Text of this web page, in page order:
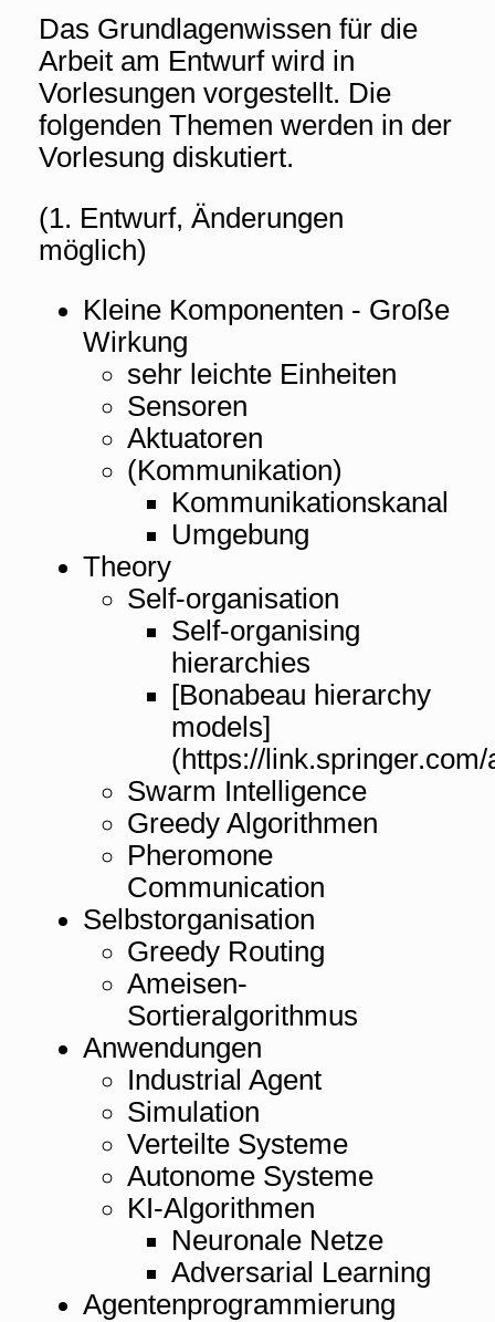
Das Grundlagenwissen für die
Arbeit am Entwurf wird in
Vorlesungen vorgestellt. Die
folgenden Themen werden in der
Vorlesung diskutiert.
(1. Entwurf, Änderungen
möglich)
Kleine Komponenten - Große
Wirkung
sehr leichte Einheiten
Sensoren
Aktuatoren
(Kommunikation)
Kommunikationskanal
Umgebung
Theory
Self-organisation
Self-organising
hierarchies
[Bonabeau hierarchy
models]
(https://
Swarm Intelligence
Greedy Algorithmen
Pheromone
Communication
Selbstorganisation
Greedy Routing
Ameisen-
Sortieralgorithmus
Anwendungen
Industrial Agent
Simulation
Verteilte Systeme
Autonome Systeme
KI-Algorithmen
Neuronale Netze
Adversarial Learning
Agentenprogrammierung